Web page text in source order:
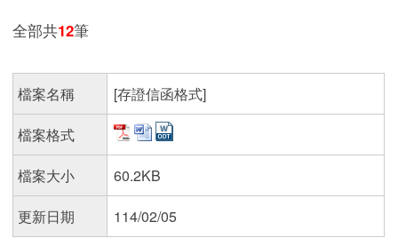
全部共12筆
檔案名稱
[存證信函格式]
檔案格式
檔案大小
60.2KB
更新日期
114/02/05